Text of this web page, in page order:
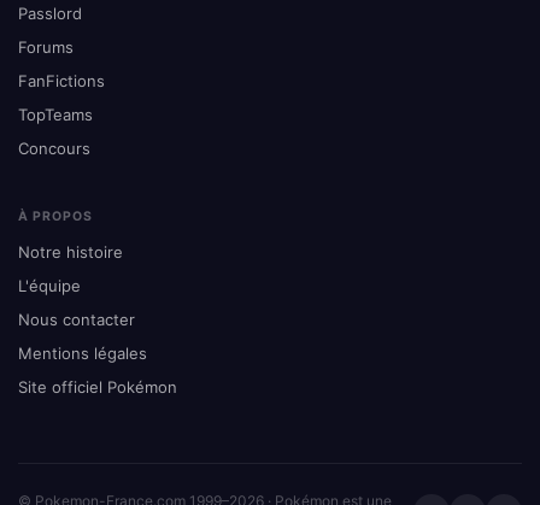
Passlord
Forums
FanFictions
TopTeams
Concours
À PROPOS
Notre histoire
L'équipe
Nous contacter
Mentions légales
Site officiel Pokémon
© Pokemon-France.com 1999–2026 · Pokémon est une